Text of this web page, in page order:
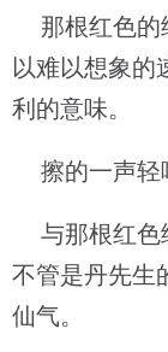
那根红色的
以难以想象的
利的意味。
擦的一声轻
与那根红色
不管是丹先生
仙气。